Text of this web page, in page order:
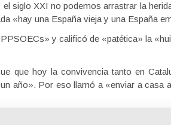
siglo XXI no podemos arrastrar la
«hay una España vieja y una España
y calificó de «patética» la
que hoy la convivencia tanto en
año». Por eso llamó a «enviar a casa